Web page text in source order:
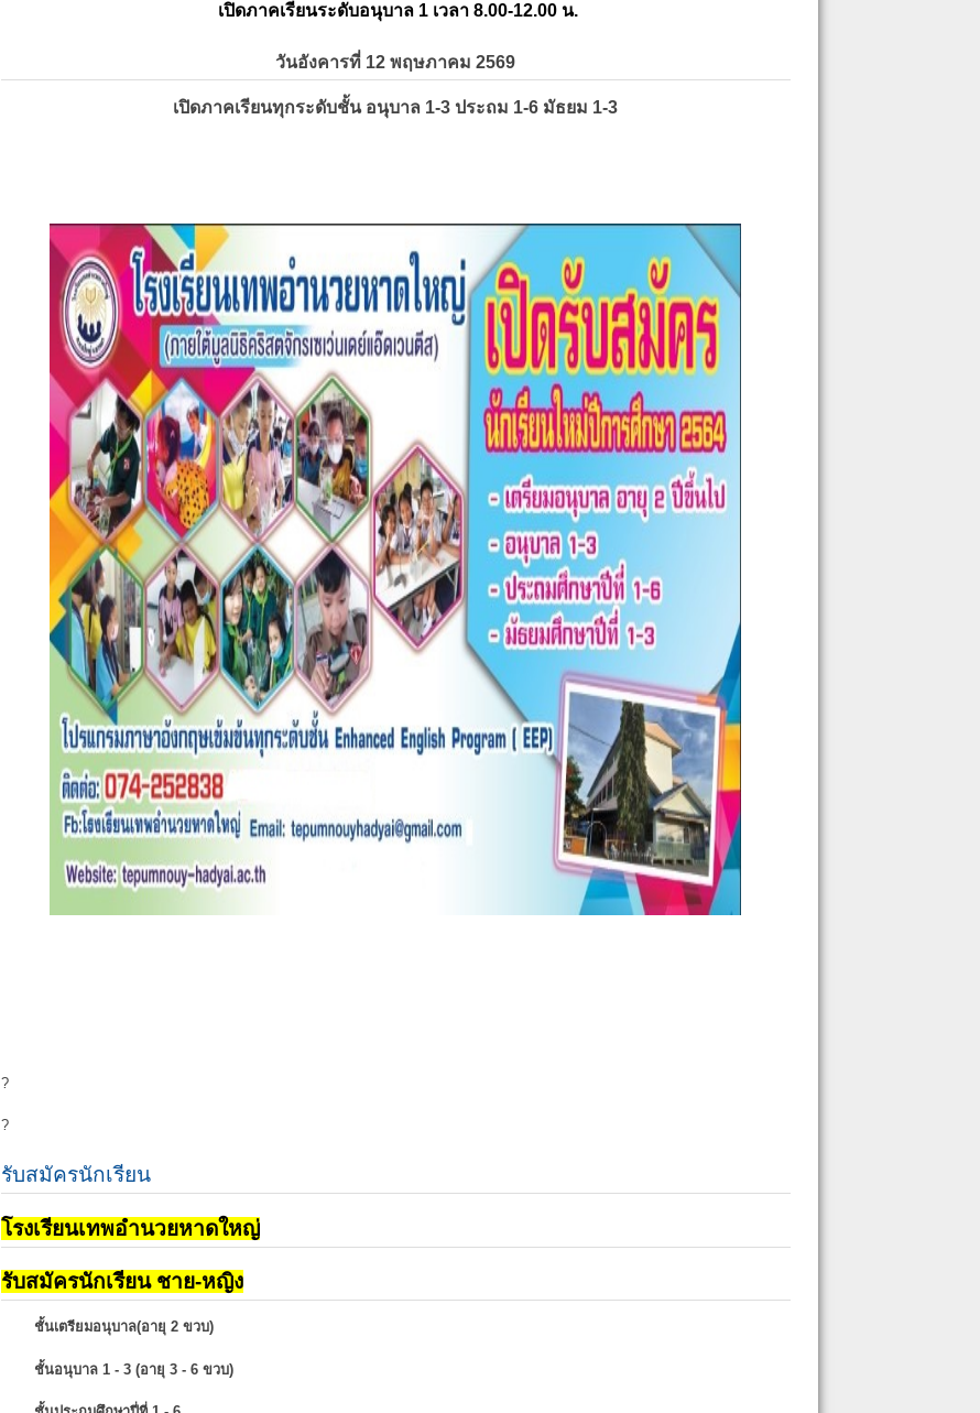
เปิดภาคเรียนระดับอนุบาล 1 เวลา 8.00-12.00 น.
วันอังคารที่ 12 พฤษภาคม 2569
เปิดภาคเรียนทุกระดับชั้น อนุบาล 1-3 ประถม 1-6 มัธยม 1-3
?
?
รับสมัครนักเรียน
โรงเรียนเทพอำนวยหาดใหญ่
รับสมัครนักเรียน ชาย-หญิง
ชั้นเตรียมอนุบาล(อายุ 2 ขวบ)
ชั้นอนุบาล 1 - 3 (อายุ 3 - 6 ขวบ)